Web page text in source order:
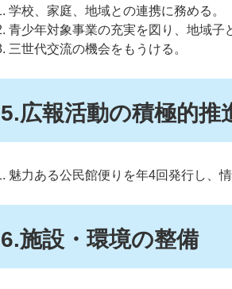
学校、家庭、地域との連携に務める。
青少年対象事業の充実を図り、地域子
三世代交流の機会をもうける。
5.広報活動の積極的推
魅力ある公民館便りを年4回発行し、
6.施設・環境の整備